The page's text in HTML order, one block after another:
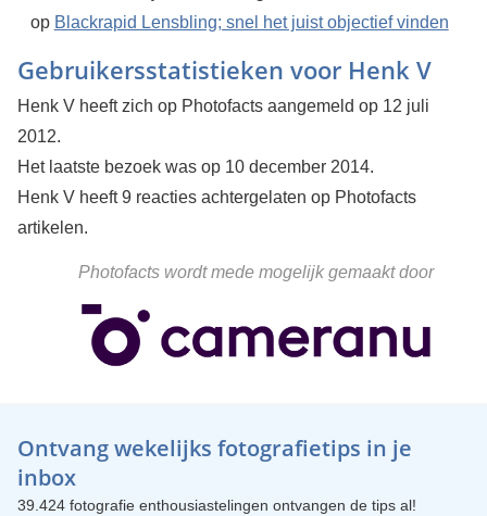
op Blackrapid Lensbling; snel het juist objectief vinden
Gebruikersstatistieken voor Henk V
Henk V heeft zich op Photofacts aangemeld op 12 juli
2012.
Het laatste bezoek was op 10 december 2014.
Henk V heeft 9 reacties achtergelaten op Photofacts
artikelen.
Photofacts wordt mede mogelijk gemaakt door
Ontvang wekelijks fotografietips in je
inbox
39.424 fotografie enthousiastelingen ontvangen de tips al!